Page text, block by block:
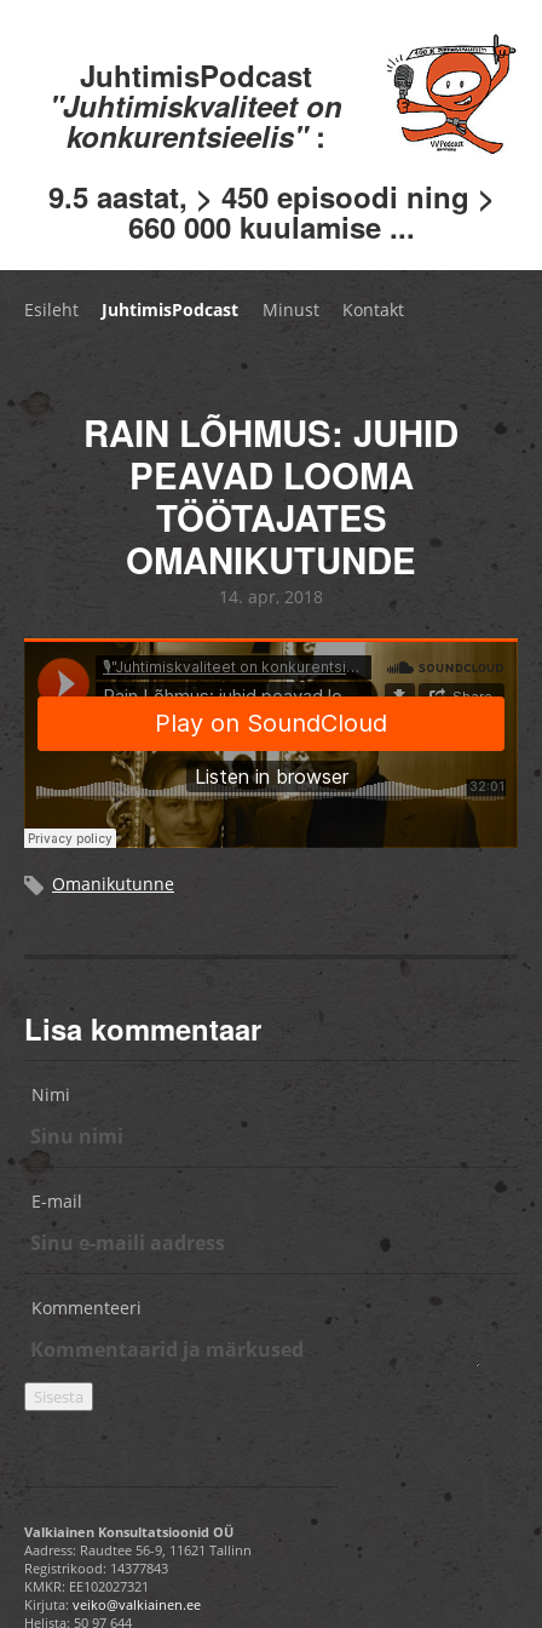
JuhtimisPodcast
"Juhtimiskvaliteet on
konkurentsieelis" :
9.5 aastat, > 450 episoodi ning >
660 000 kuulamise ...
Esileht JuhtimisPodcast Minust Kontakt
RAIN LÕHMUS: JUHID
PEAVAD LOOMA
TÖÖTAJATES
OMANIKUTUNDE
14. apr, 2018
Omanikutunne
Lisa kommentaar
Nimi
E-mail
Kommenteeri
Valkiainen Konsultatsioonid OÜ
Aadress: Raudtee 56-9, 11621 Tallinn
Registrikood: 14377843
KMKR: EE102027321
Kirjuta: veiko@valkiainen.ee
Helista: 50 97 644